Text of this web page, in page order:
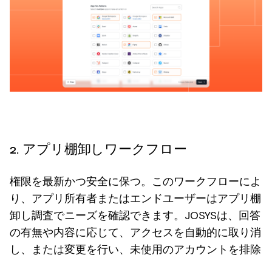
2. アプリ棚卸しワークフロー
権限を最新かつ安全に保つ。このワークフローによ
り、アプリ所有者またはエンドユーザーはアプリ棚
卸し調査でニーズを確認できます。JOSYSは、回答
の有無や内容に応じて、アクセスを自動的に取り消
し、または変更を行い、未使用のアカウントを排除